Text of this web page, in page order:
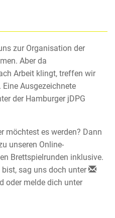
zur Organisation der
Aber da
Arbeit klingt, treffen wir
. Eine Ausgezeichnete
der Hamburger jDPG
möchtest es werden? Dann
unseren Online-
Brettspielrunden inklusive.
sag uns doch unter
oder melde dich unter